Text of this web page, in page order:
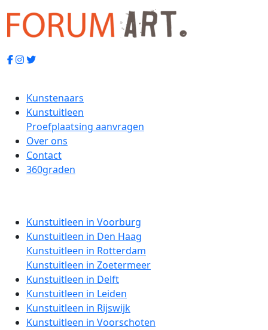
Kunstenaars
Kunstuitleen
Proefplaatsing aanvragen
Over ons
Contact
360graden
Kunstuitleen in Voorburg
Kunstuitleen in Den Haag
Kunstuitleen in Rotterdam
Kunstuitleen in Zoetermeer
Kunstuitleen in Delft
Kunstuitleen in Leiden
Kunstuitleen in Rijswijk
Kunstuitleen in Voorschoten